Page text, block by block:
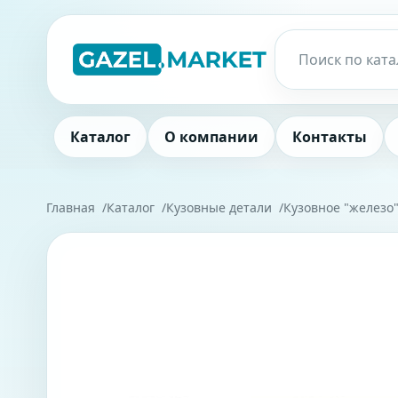
Каталог О компании Контакты
Главная Каталог Кузовные детали Кузовное "железо"